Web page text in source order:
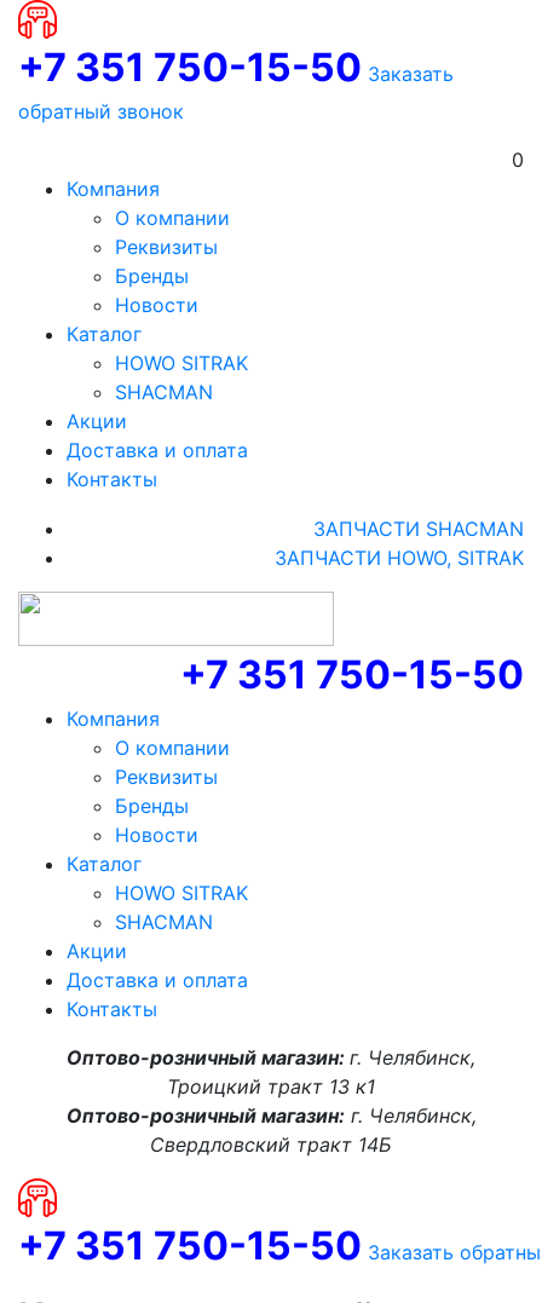
+7 351 750-15-50 Заказать
обратный звонок
0
Компания
О компании
Реквизиты
Бренды
Новости
Каталог
HOWO SITRAK
SHACMAN
Акции
Доставка и оплата
Контакты
ЗАПЧАСТИ SHACMAN
ЗАПЧАСТИ HOWO, SITRAK
+7 351 750-15-50
Компания
О компании
Реквизиты
Бренды
Новости
Каталог
HOWO SITRAK
SHACMAN
Акции
Доставка и оплата
Контакты
Оптово-розничный магазин: г. Челябинск,
Троицкий тракт 13 к1
Оптово-розничный магазин:г. Челябинск,
Свердловский тракт 14Б
+7 351 750-15-50 Заказать